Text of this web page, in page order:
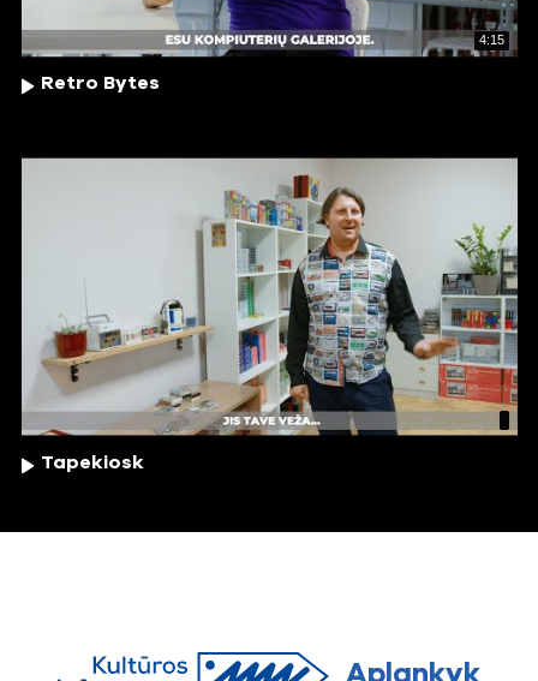
4:15
Retro Bytes
Tapekiosk